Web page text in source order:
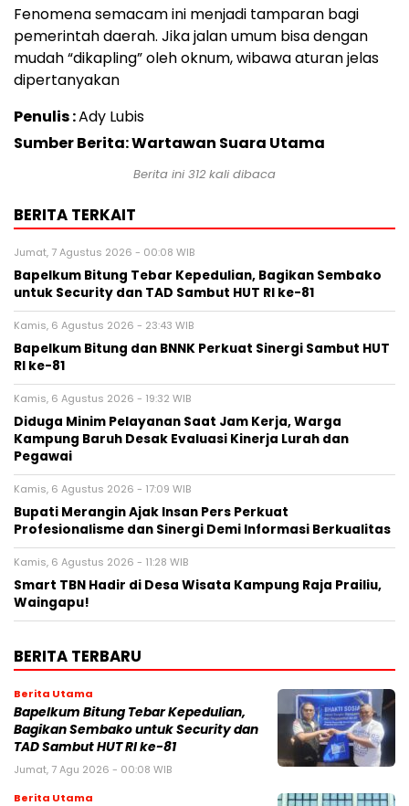
Fenomena semacam ini menjadi tamparan bagi
pemerintah daerah. Jika jalan umum bisa dengan
mudah “dikapling” oleh oknum, wibawa aturan jelas
dipertanyakan
Penulis :Ady Lubis
Sumber Berita: Wartawan Suara Utama
Berita ini 312 kali dibaca
BERITA TERKAIT
Jumat, 7 Agustus 2026 - 00:08 WIB
Bapelkum Bitung Tebar Kepedulian, Bagikan Sembako
untuk Security dan TAD Sambut HUT RI ke-81
Kamis, 6 Agustus 2026 - 23:43 WIB
Bapelkum Bitung dan BNNK Perkuat Sinergi Sambut HUT
RI ke-81
Kamis, 6 Agustus 2026 - 19:32 WIB
Diduga Minim Pelayanan Saat Jam Kerja, Warga
Kampung Baruh Desak Evaluasi Kinerja Lurah dan
Pegawai
Kamis, 6 Agustus 2026 - 17:09 WIB
Bupati Merangin Ajak Insan Pers Perkuat
Profesionalisme dan Sinergi Demi Informasi Berkualitas
Kamis, 6 Agustus 2026 - 11:28 WIB
Smart TBN Hadir di Desa Wisata Kampung Raja Prailiu,
Waingapu!
BERITA TERBARU
Berita Utama
Bapelkum Bitung Tebar Kepedulian,
Bagikan Sembako untuk Security dan
TAD Sambut HUT RI ke-81
Jumat, 7 Agu 2026 - 00:08 WIB
Berita Utama